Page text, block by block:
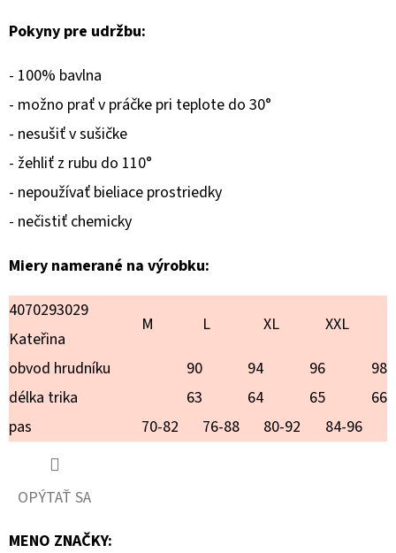
Pokyny pre udržbu:
- 100% bavlna
- možno prať v práčke pri teplote do 30°
- nesušiť v sušičke
- žehliť z rubu do 110°
- nepoužívať bieliace prostriedky
- nečistiť chemicky
Miery namerané na výrobku:
4070293029
Kateřina
M L XL
XXL
obvod hrudníku
90 94 96
98
délka trika
63 64 65
66
pas
70-82 76-88 80-92 84-96
OPÝTAŤ SA
MENO ZNAČKY:
DLHÝM
RUKÁVOM
€20,90